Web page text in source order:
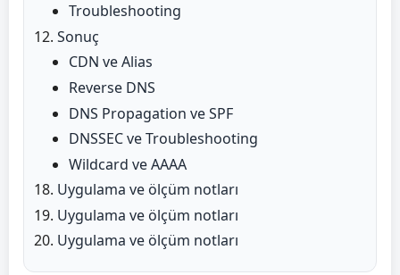
Troubleshooting
Sonuç
CDN ve Alias
Reverse DNS
DNS Propagation ve SPF
DNSSEC ve Troubleshooting
Wildcard ve AAAA
Uygulama ve ölçüm notları
Uygulama ve ölçüm notları
Uygulama ve ölçüm notları